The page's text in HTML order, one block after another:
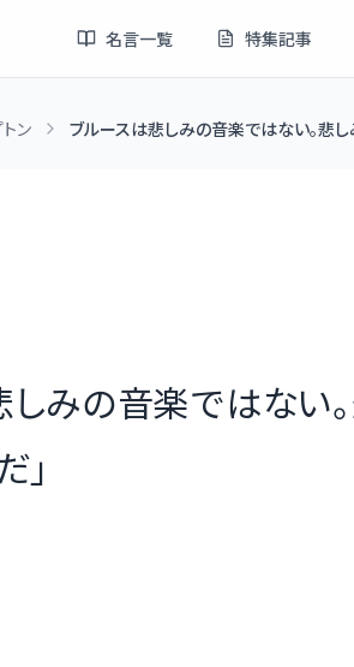
名言一覧 特集記事
ン ブルースは悲しみの音楽ではない。悲
みの音楽ではない
」